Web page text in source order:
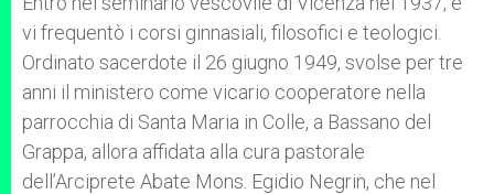
vi frequentò i corsi ginnasiali, filosofici e teologici.
Ordinato sacerdote il 26 giugno 1949, svolse per tre
anni il ministero come vicario cooperatore nella
parrocchia di Santa Maria in Colle, a Bassano del
Grappa, allora affidata alla cura pastorale
dell’Arciprete Abate Mons. Egidio Negrin, che nel